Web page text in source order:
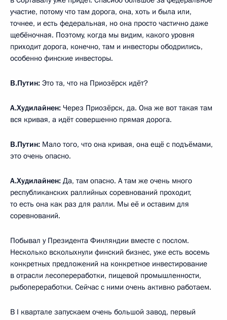
участие, потому что там дорога, она, хоть и была или,
точнее, и есть федеральная, но она просто частично даже
щебёночная. Поэтому, когда мы видим, какого уровня
приходит дорога, конечно, там и инвесторы ободрились,
особенно финские инвесторы.
В.Путин: Это та, что на Приозёрск идёт?
А.Худилайнен: Через Приозёрск, да. Она же вот такая там
вся кривая, а идёт совершенно прямая дорога.
В.Путин: Мало того, что она кривая, она ещё с подъёмами,
это очень опасно.
А.Худилайнен: Да, там опасно. А там же очень много
республиканских раллийных соревнований проходит,
то есть она как раз для ралли. Мы её и оставим для
соревнований.
Побывал у Президента Финляндии вместе с послом.
Несколько всколыхнули финский бизнес, уже есть восемь
конкретных предложений на конкретное инвестирование
в отрасли лесопереработки, пищевой промышленности,
рыбопереработки. Сейчас с ними очень активно работаем.
В I квартале запускаем очень большой завод, первый